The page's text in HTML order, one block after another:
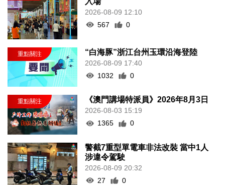
2026-08-09 12:10
567
0
“白海豚”浙江台州玉環沿海登陸
2026-08-09 17:40
1032
0
《澳門講場特派員》2026年8月3日
2026-08-03 15:19
1365
0
警截7重型單電車非法改裝 當中1人
涉違令駕駛
2026-08-09 20:32
27
0